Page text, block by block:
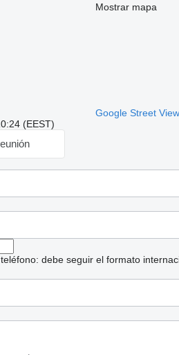
Mostrar mapa
Google Street View
(EEST)
debe seguir el formato